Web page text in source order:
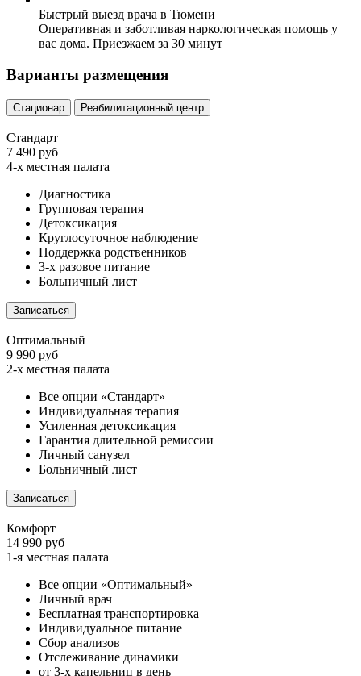
Быстрый выезд врача в Тюмени
Оперативная и заботливая наркологическая помощь у
вас дома. Приезжаем за 30 минут
Варианты размещения
Стационар Реабилитационный центр
Стандарт
7 490 руб
4-х местная палата
Диагностика
Групповая терапия
Детоксикация
Круглосуточное наблюдение
Поддержка родственников
3-х разовое питание
Больничный лист
Записаться
Оптимальный
9 990 руб
2-х местная палата
Все опции «Стандарт»
Индивидуальная терапия
Усиленная детоксикация
Гарантия длительной ремиссии
Личный санузел
Больничный лист
Записаться
Комфорт
14 990 руб
1-я местная палата
Все опции «Оптимальный»
Личный врач
Бесплатная транспортировка
Индивидуальное питание
Сбор анализов
Отслеживание динамики
от 3-х капельниц в день